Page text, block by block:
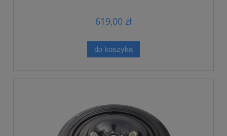
619,00 zł
do koszyka